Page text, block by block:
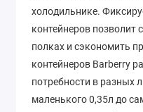
холодильнике.
контейнеров позволит
полках и сэкономить
контейнеров Barberry
потребности в разных
маленького 0,35л до